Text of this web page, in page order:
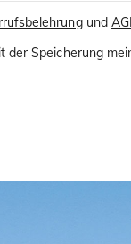
und
der Speicherung